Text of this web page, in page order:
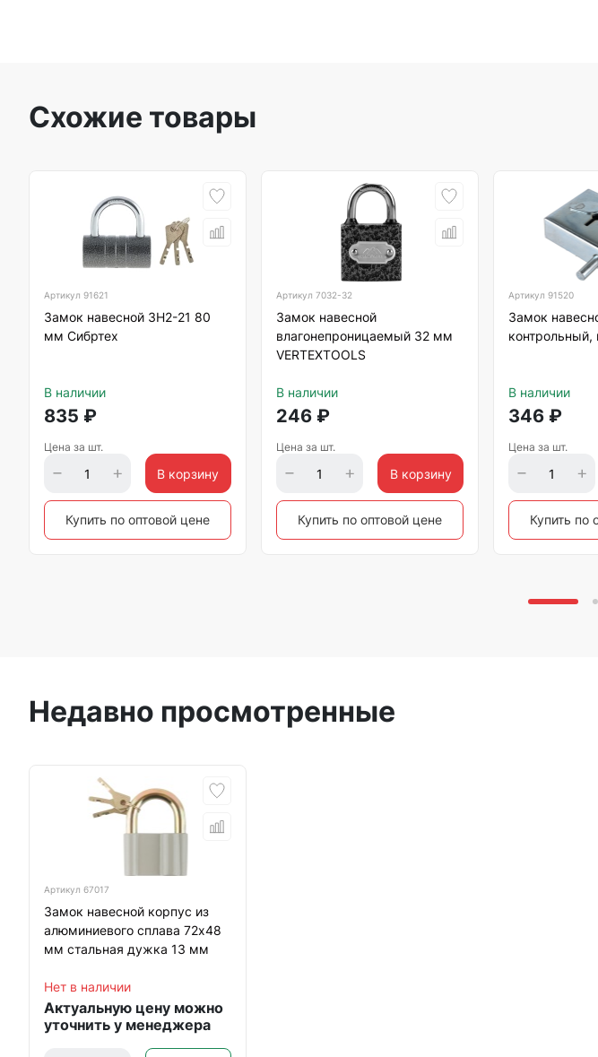
Схожие товары
Артикул 91621
Замок навесной ЗН2-21 80
мм Сибртех
В наличии
835 ₽
Цена за шт.
В корзину
Купить по оптовой цене
Артикул7032-32
Замок навесной
влагонепроницаемый 32 мм
VERTEXTOOLS
В наличии
246 ₽
Цена за шт.
В корзину
Купить по оптовой цене
Артикул91520
Замок
контрольный,
В наличии
346 ₽
Цена за шт.
Купить по
Недавно просмотренные
Артикул 67017
Замок навесной корпус из
алюминиевого сплава 72х48
мм стальная дужка 13 мм
Нет в наличии
Актуальную цену можно
уточнить у менеджера